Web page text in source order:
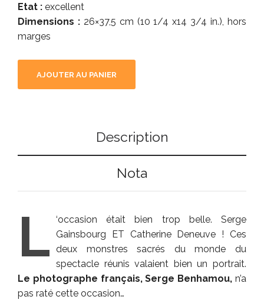
Etat : excellent
Dimensions :26×37,5 cm (10 1/4 x14 3/4 in.), hors
marges
AJOUTER AU PANIER
Description
Nota
L ‘occasion était bien trop belle. Serge
Gainsbourg ET Catherine Deneuve ! Ces
deux monstres sacrés du monde du
spectacle réunis valaient bien un portrait.
Le photographe français, Serge Benhamou, n’a
pas raté cette occasion…